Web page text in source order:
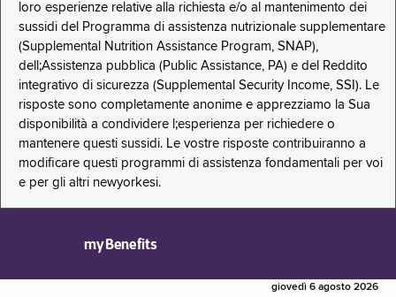
loro esperienze relative alla richiesta e/o al mantenimento dei
sussidi del Programma di assistenza nutrizionale supplementare
(Supplemental Nutrition Assistance Program, SNAP),
dell;Assistenza pubblica (Public Assistance, PA) e del Reddito
integrativo di sicurezza (Supplemental Security Income, SSI). Le
risposte sono completamente anonime e apprezziamo la Sua
disponibilità a condividere l;esperienza per richiedere o
mantenere questi sussidi. Le vostre risposte contribuiranno a
modificare questi programmi di assistenza fondamentali per voi
e per gli altri newyorkesi.
myBenefits
giovedì 6 agosto 2026